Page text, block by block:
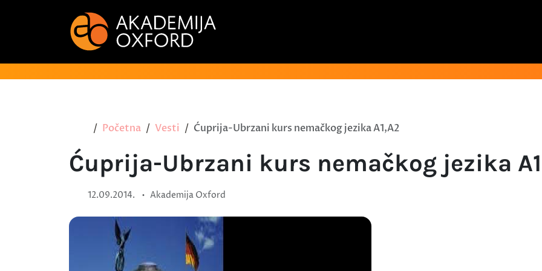
Početna Vesti Ćuprija-Ubrzani kurs nemačkog jezika A1,A2
Ćuprija-Ubrzani kurs nemačkog jezika
12.09.2014. • Akademija Oxford